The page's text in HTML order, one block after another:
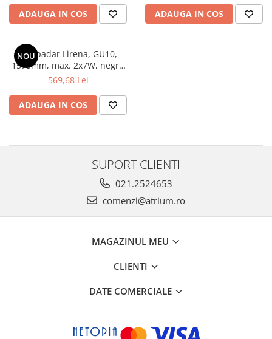
Penduluri
Plafoniere
Suspensii
Veioze
Panouri LED
Aplicat
Smart
ADAUGA IN COS ADAUGA IN COS
NOU
Lampadar Lirena, GU10,
1575mm, max. 2x7W, negru
mat, metal
569,68 Lei
ADAUGA IN COS
SUPORT CLIENTI
021.2524653
comenzi@atrium.ro
MAGAZINUL MEU
CLIENTI
DATE COMERCIALE